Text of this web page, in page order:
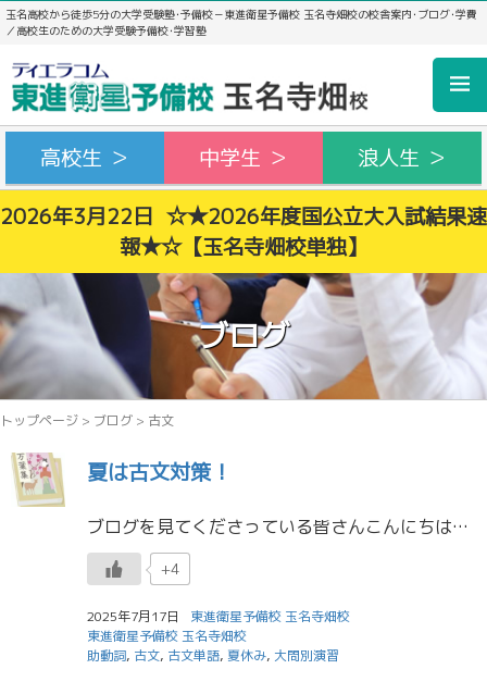
玉名高校から徒歩5分の大学受験塾･予備校－東進衛星予備校 玉名寺畑校の校舎案内･ブログ･学費
／高校生のための大学受験予備校･学習塾
高校生 ＞ 中学生 ＞
浪人生 ＞
2026年3月22日 ☆★2026年度国公立大入試結果速
報★☆【玉名寺畑校単独】
ブログ
トップページ > ブログ > 古文
夏は古文対策！
ブログを見てくださっている皆さんこんにちは！担任助手の龍野です
+4
2025年7月17日
東進衛星予備校 玉名寺畑校
東進衛星予備校 玉名寺畑校
助動詞, 古文, 古文単語, 夏休み, 大問別演習